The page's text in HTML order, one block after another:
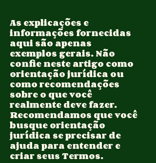
As explicações e
informações fornecidas
aqui são apenas
exemplos gerais. Não
confie neste artigo como
orientação jurídica ou
como recomendações
sobre o que você
realmente deve fazer.
Recomendamos que você
busque orientação
jurídica se precisar de
ajuda para entender e
criar seus Termos.